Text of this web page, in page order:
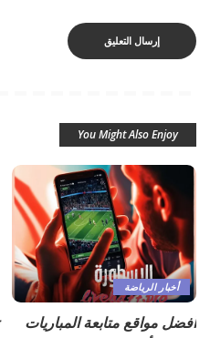
You Might Also Enjoy
أخبار الرياضة
أفضل مواقع متابعة المباريات